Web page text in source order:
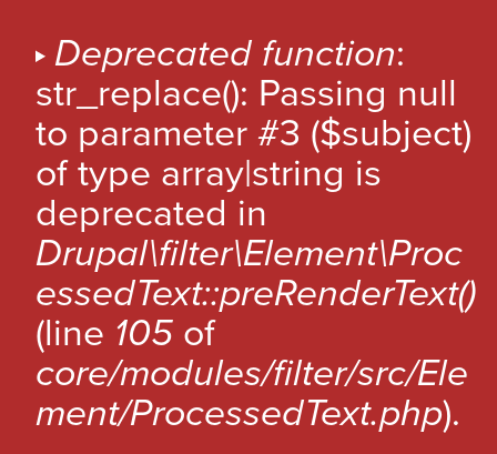
M
E
S
S
A
G
E
D
'
E
R
Deprecated function:
str_replace(): Passing null
to parameter #3 ($subject)
of type array|string is
deprecated in
Drupal\filter\Element\Proc
essedText::preRenderText()
(line 105 of
core/modules/filter/src/Ele
ment/ProcessedText.php).